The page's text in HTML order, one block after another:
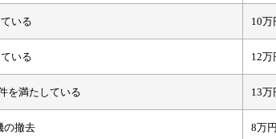
いる 10万
いる 12万
を満たしている 13万
の撤去 8万